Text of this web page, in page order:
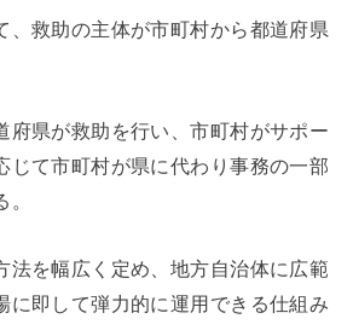
、救助の主体が市町村から都道府県
府県が救助を行い、市町村がサポー
じて市町村が県に代わり事務の一部
法を幅広く定め、地方自治体に広範
に即して弾力的に運用できる仕組み